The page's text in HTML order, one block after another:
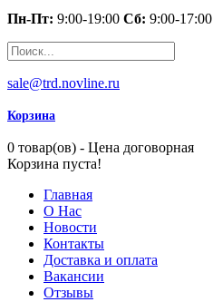
Пн-Пт: 9:00-19:00 Сб: 9:00-17:00
sale@trd.novline.ru
Корзина
0 товар(ов) - Цена договорная
Корзина пуста!
Главная
О Нас
Новости
Контакты
Доставка и оплата
Вакансии
Отзывы